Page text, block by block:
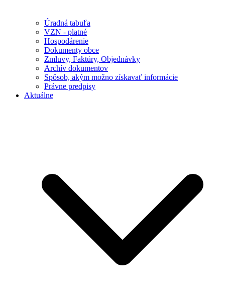
Úradná tabuľa
VZN - platné
Hospodárenie
Dokumenty obce
Zmluvy, Faktúry, Objednávky
Archív dokumentov
Spôsob, akým možno získavať informácie
Právne predpisy
Aktuálne